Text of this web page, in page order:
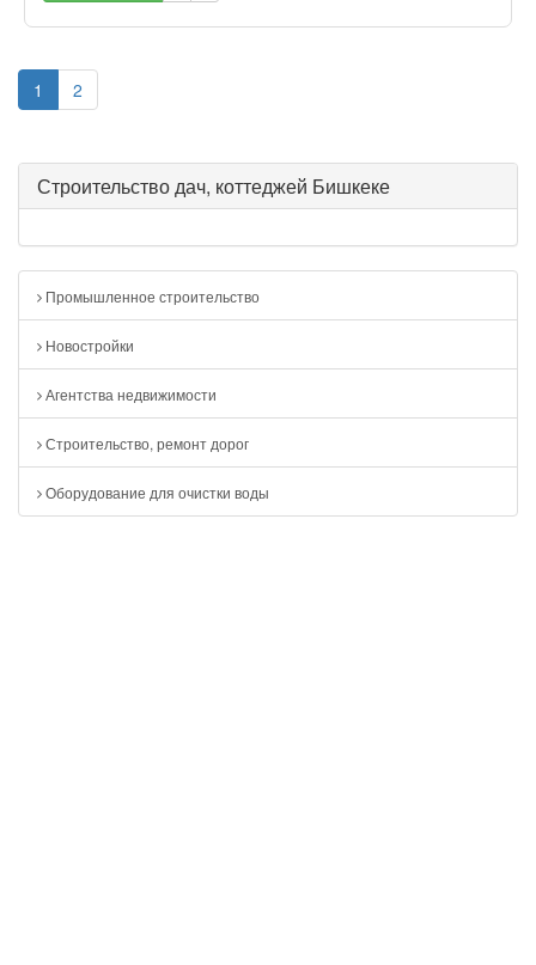
1 2
Строительство дач, коттеджей Бишкеке
Промышленное строительство
Новостройки
Агентства недвижимости
Строительство, ремонт дорог
Оборудование для очистки воды